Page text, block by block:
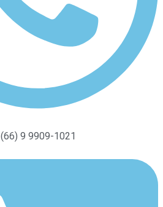
(66) 9 9909-1021